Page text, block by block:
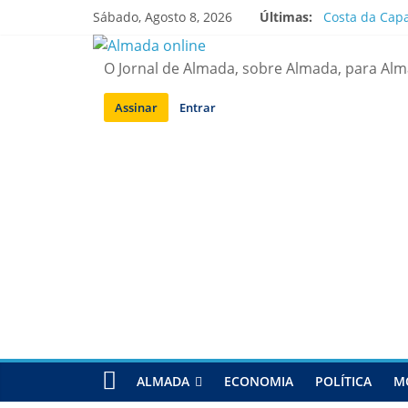
Sábado, Agosto 8, 2026 Últimas:
Costa da
Laranjeiro |
Ponte 25 de
O Jornal de Almada, sobre Almada, para
Assinar Entrar
ALMADA ECONOMIA POLÍTICA